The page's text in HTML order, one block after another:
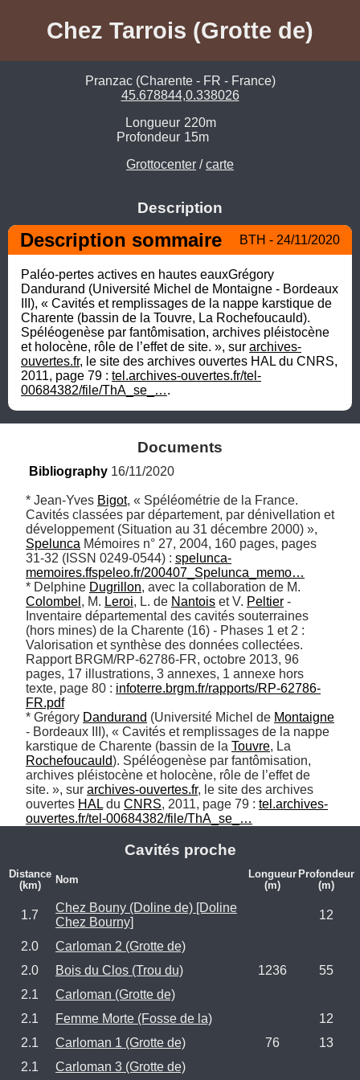
Chez Tarrois (Grotte de)
Pranzac (Charente - FR - France)
45.678844,0.338026
Longueur 220m
Profondeur 15m
Grottocenter /carte
Description
Description sommaire BTH - 24/11/2020
Paléo-pertes actives en hautes eauxGrégory
Dandurand (Université Michel de Montaigne - Bordeaux
III), « Cavités et remplissages de la nappe karstique de
Charente (bassin de la Touvre, La Rochefoucauld).
Spéléogenèse par fantômisation, archives pléistocène
et holocène, rôle de l’effet de site. », sur archives-
ouvertes.fr, le site des archives ouvertes HAL du CNRS,
2011, page 79 : tel.archives-ouvertes.fr/tel-
00684382/file/ThA_se_….
Documents
Bibliography 16/11/2020
* Jean-Yves Bigot, « Spéléométrie de la France.
Cavités classées par département, par dénivellation et
Spelunca Mémoires n° 27,‎ 2004, 160 pages, pages
31-32 (ISSN 0249-0544) : spelunca-
memoires.ffspeleo.fr/200407_Spelunca_memo…
* Delphine Dugrillon
Colombel , M. Leroi, L. de Nantois et V. Peltier -
Inventaire départemental des cavités souterraines
(hors mines) de la Charente (16) - Phases 1 et 2 :
Valorisation et synthèse des données collectées.
Rapport BRGM/RP-62786-FR, octobre 2013, 96
pages, 17 illustrations, 3 annexes, 1 annexe hors
texte, page 80 : infoterre.brgm.fr/rapports/RP-62786-
FR.pdf
* Grégory Dandurand (Université Michel de Montaigne
- Bordeaux III), « Cavités et remplissages de la nappe
karstique de Charente (bassin de la Touvre
Rochefoucauld). Spéléogenèse par fantômisation,
archives pléistocène et holocène, rôle de l’effet de
site. », sur archives-ouvertes.fr, le site des archives
ouvertes HAL du CNRS, 2011, page 79 : tel.archives-
ouvertes.fr/tel-00684382/file/ThA_se_…
Cavités proche
Distance
(km)
Nom
Longueur
(m)
Profondeur
(m)
1.7
Chez Bouny (Doline de) [Doline
Chez Bourny]
12
2.0
Carloman 2 (Grotte de)
2.0
Bois du Clos (Trou du) 1236
55
2.1
Carloman (Grotte de)
2.1
Femme Morte (Fosse de la)
12
2.1
Carloman 1 (Grotte de) 76
13
2.1
Carloman 3 (Grotte de)